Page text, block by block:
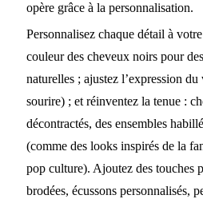
opère grâce à la personnalisation.
Personnalisez chaque détail à
couleur des cheveux noirs pour
naturelles ; ajustez l’expression
sourire) ; et réinventez la tenue :
décontractés, des ensembles
(comme des looks inspirés de la
pop culture). Ajoutez des touches
brodées, écussons personnalisés,